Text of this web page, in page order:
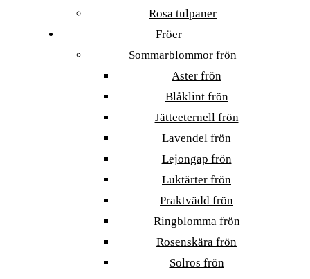
Rosa tulpaner
Fröer
Sommarblommor frön
Aster frön
Blåklint frön
Jätteeternell frön
Lavendel frön
Lejongap frön
Luktärter frön
Praktvädd frön
Ringblomma frön
Rosenskära frön
Solros frön